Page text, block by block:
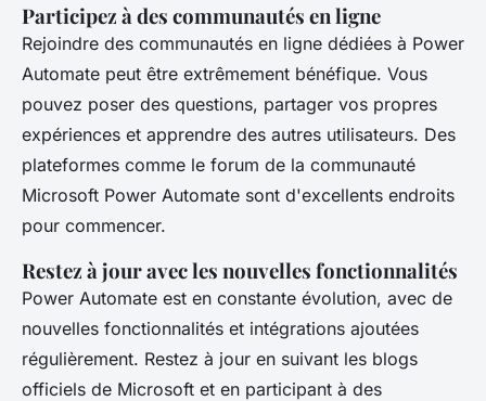
Participez à des communautés en ligne
Rejoindre des communautés en ligne dédiées à Power
Automate peut être extrêmement bénéfique. Vous
pouvez poser des questions, partager vos propres
expériences et apprendre des autres utilisateurs. Des
plateformes comme le forum de la communauté
Microsoft Power Automate sont d'excellents endroits
pour commencer.
Restez à jour avec les nouvelles fonctionnalités
Power Automate est en constante évolution, avec de
nouvelles fonctionnalités et intégrations ajoutées
régulièrement. Restez à jour en suivant les blogs
officiels de Microsoft et en participant à des